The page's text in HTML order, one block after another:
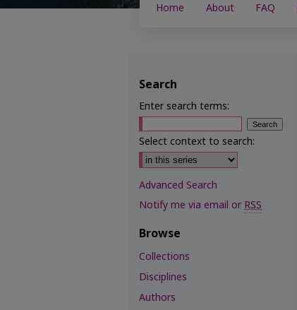
Home About FAQ
Search
Enter search terms:
Select context to search:
Advanced Search
Notify me via email orRSS
Browse
Collections
Disciplines
Authors